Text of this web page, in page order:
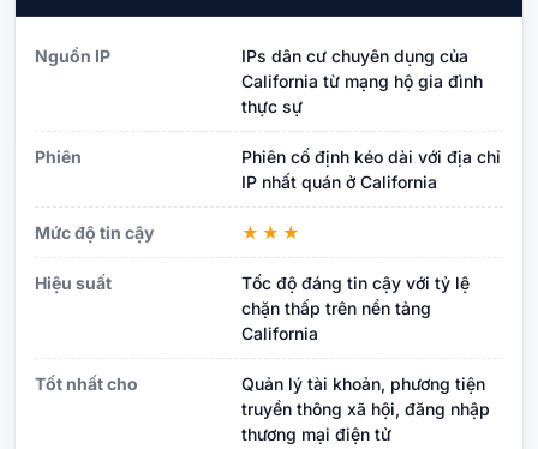
Nguồn IP
IPs dân cư chuyên dụng của
California từ mạng hộ gia đình
thực sự
Phiên
Phiên cố định kéo dài với địa chỉ
IP nhất quán ở California
Mức độ tin cậy ★★★
Hiệu suất
Tốc độ đáng tin cậy với tỷ lệ
chặn thấp trên nền tảng
California
Tốt nhất cho
Quản lý tài khoản, phương tiện
truyền thông xã hội, đăng nhập
thương mại điện tử